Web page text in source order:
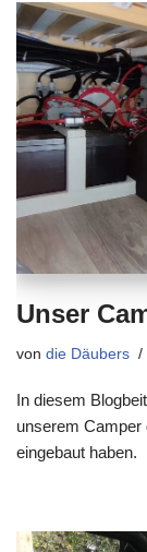
Unser
von die Däubers
In diesem
unserem Camper
eingebaut haben.